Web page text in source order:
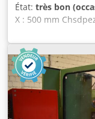
État: très bon
X : 500 mm
400 mm Interface
8,1 kW Comprend
axes Comprend :
machine
fraisage angulaire